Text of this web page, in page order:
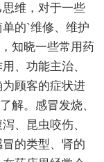
维，对于一些
的`维修、维护
知晓一些常用药
、功能主治、
顾客的症状进
解。感冒发烧、
、昆虫咬伤、
的类型、肾的